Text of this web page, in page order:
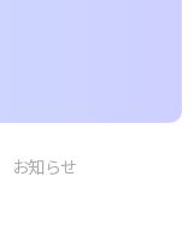
お知らせ